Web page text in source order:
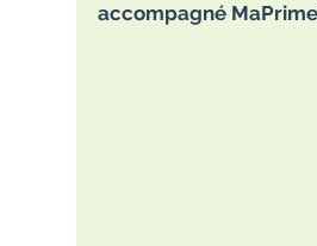
accompagné